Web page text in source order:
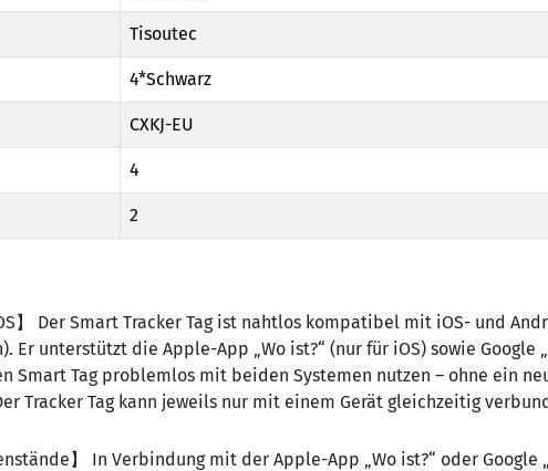
Tisoutec
4*Schwarz
CXKJ-EU
4
2
】 Der Smart Tracker Tag ist nahtlos kompatibel mit iOS- und
Er unterstützt die Apple-App „Wo ist?“ (nur für iOS) sowie Google
Smart Tag problemlos mit beiden Systemen nutzen – ohne ein
Tracker Tag kann jeweils nur mit einem Gerät gleichzeitig
】 In Verbindung mit der Apple-App „Wo ist?“ oder Google